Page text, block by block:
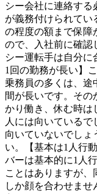
シー会社に連絡する
が義務付けられてい
の程度の額まで保障
ので、入社前に確認
シー運転手は自分に
1回の勤務が長い】
乗務員の多くは、途
間が長いです。その
かり働き、休む時は
人には向いている
向いていないでしょ
い。【基本は1人行
バーは基本的に1人
ことはありますが
しか顔を合わせませ